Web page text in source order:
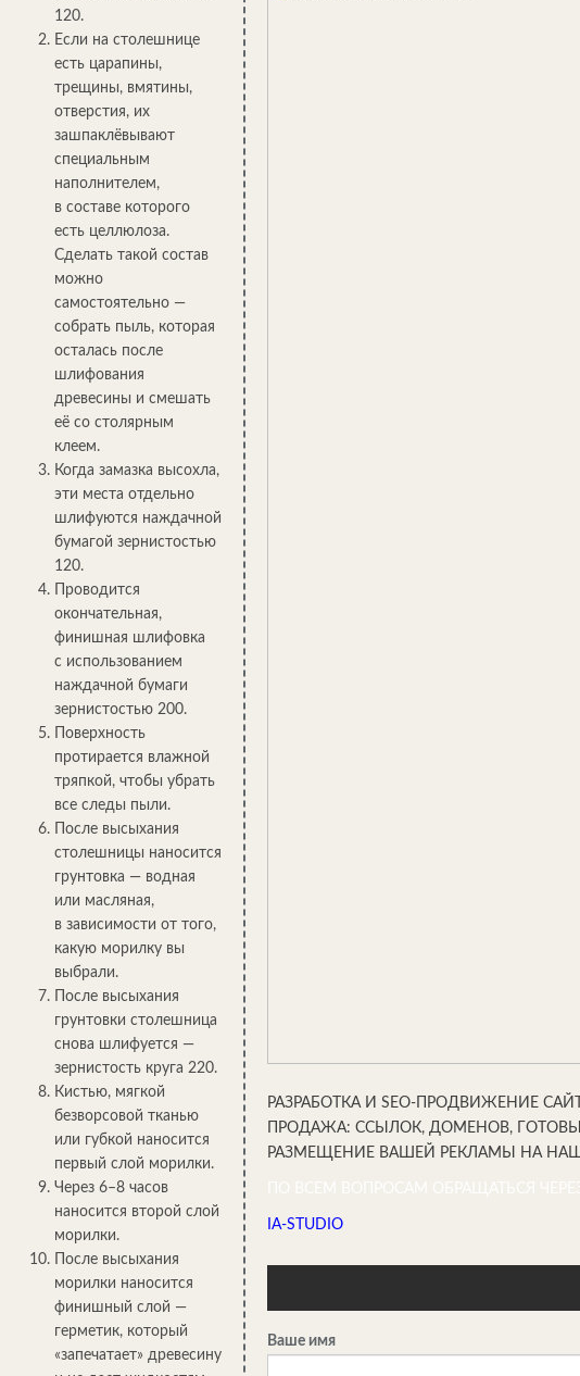
120.
Если на столешнице
есть царапины,
трещины, вмятины,
отверстия, их
зашпаклёвывают
специальным
наполнителем,
в составе которого
есть целлюлоза.
Сделать такой состав
можно
самостоятельно —
собрать пыль, которая
осталась после
шлифования
древесины и смешать
её со столярным
клеем.
Когда замазка высохла,
эти места отдельно
шлифуются наждачной
бумагой зернистостью
120.
Проводится
окончательная,
финишная шлифовка
с использованием
наждачной бумаги
зернистостью 200.
Поверхность
протирается влажной
тряпкой, чтобы убрать
все следы пыли.
После высыхания
столешницы наносится
грунтовка — водная
или масляная,
в зависимости от того,
какую морилку вы
выбрали.
После высыхания
грунтовки столешница
снова шлифуется —
зернистость круга 220.
Кистью, мягкой
безворсовой тканью
или губкой наносится
первый слой морилки.
Через 6–8 часов
наносится второй слой
морилки.
После высыхания
морилки наносится
финишный слой —
герметик, который
«запечатает» древесину
РАЗРАБОТКА И SEO-ПРОДВИЖЕНИЕ
ПРОДАЖА: ССЫЛОК, ДОМЕНОВ,
РАЗМЕЩЕНИЕ ВАШЕЙ РЕКЛАМЫ НА
IA-STUDIO
Ваше имя